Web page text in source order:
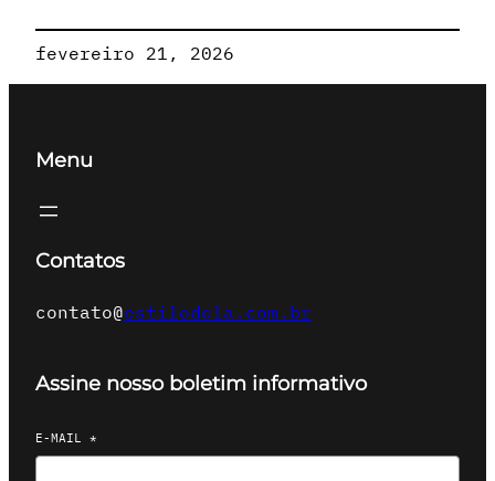
fevereiro 21, 2026
Menu
Contatos
contato@estilodela.com.br
Assine nosso boletim informativo
E-MAIL *